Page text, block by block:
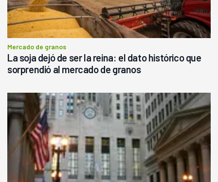
Mercado de granos
La soja dejó de ser la reina: el dato histórico que
sorprendió al mercado de granos